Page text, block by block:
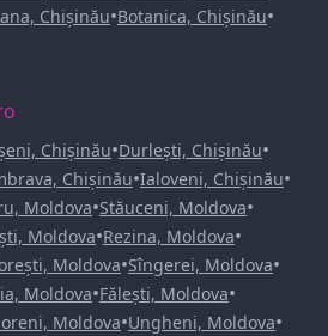
Chișinău•Botanica, Chișinău•
Chișinău•Durlești, Chișinău•
Chișinău•Ialoveni, Chișinău•
Moldova•Stăuceni, Moldova•
Moldova•Rezina, Moldova•
Moldova•Sîngerei, Moldova•
Moldova•Fălești, Moldova•
Moldova•Ungheni, Moldova•